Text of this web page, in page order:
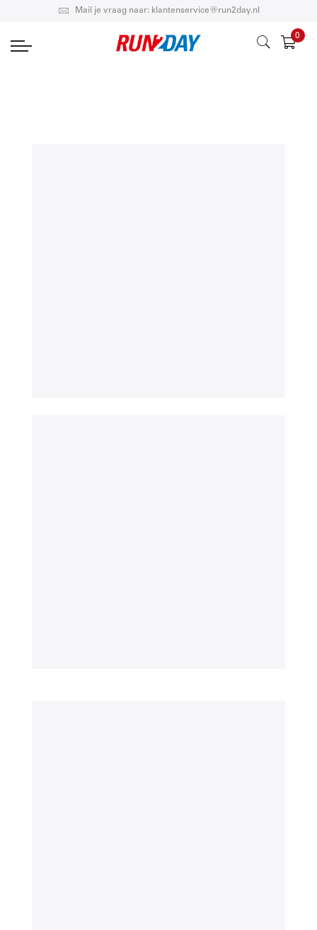
Mail je vraag naar: klantenservice@run2day.nl
0